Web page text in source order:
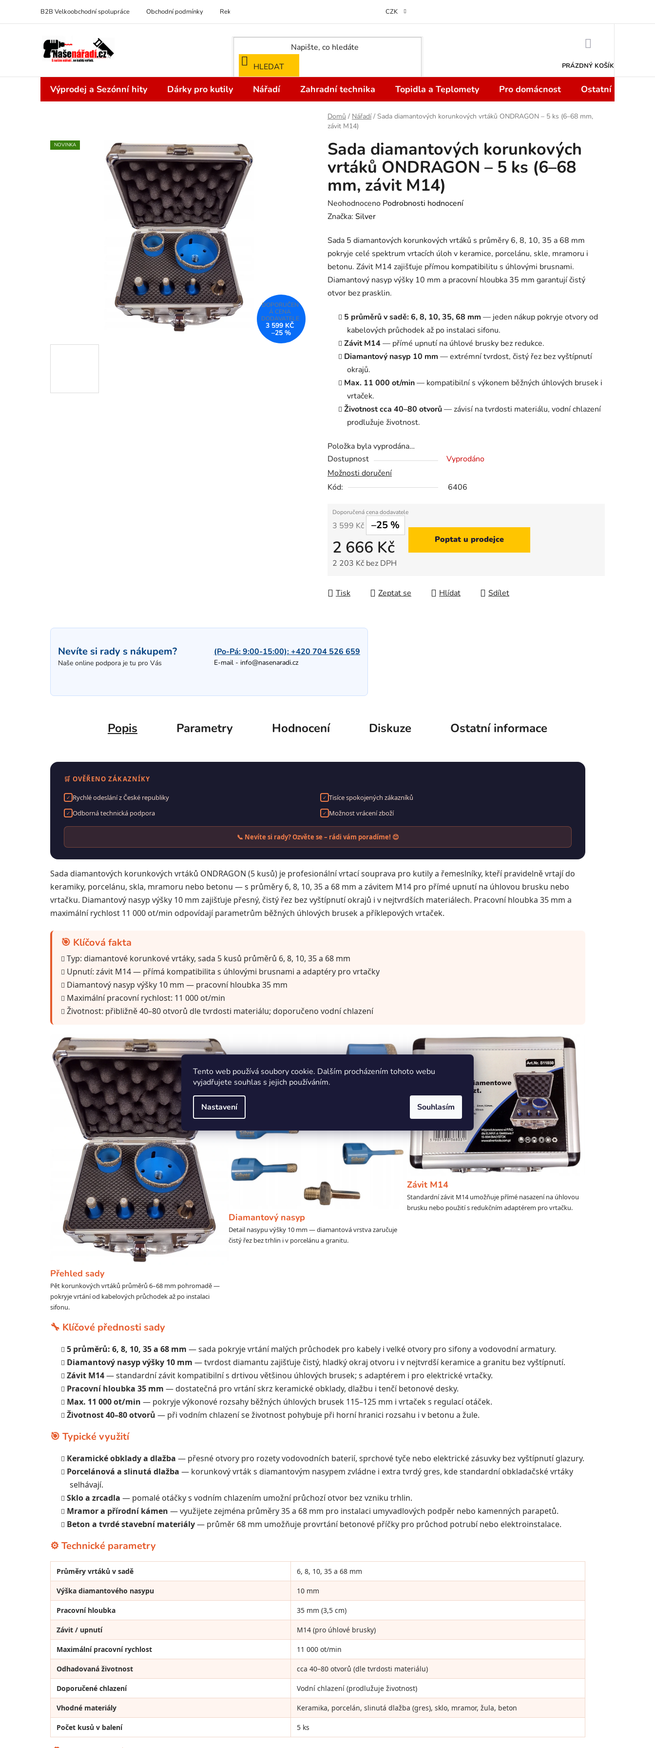
Tento web používá soubory cookie. Dalším procházením tohoto webu
vyjadřujete souhlas s jejich používáním.
Nastavení Souhlasím
obsah
B2B Velkoobchodní spolupráce Obchodní podmínky Reklamace Odstoupení od kupní smlouvy do 14 dní
CZK
HLEDAT PRÁZDNÝ KOŠÍK
Výprodej a Sezónní hity Dárky pro kutily Nářadí Zahradní technika Topidla a Teplomety Pro domácnost Ostatní
Domů / Nářadí / Sada diamantových korunkových vrtáků ONDRAGON – 5 ks (6–68 mm,
závit M14)
Sada diamantových korunkových
vrtáků ONDRAGON – 5 ks (6–68
mm, závit M14)
Průměrné
hodnocení
je
0,0
z
5
hvězdiček.
Neohodnoceno Podrobnosti hodnocení
Značka: Silver
Sada 5 diamantových korunkových vrtáků s průměry 6, 8, 10, 35 a 68 mm
pokryje celé spektrum vrtacích úloh v keramice, porcelánu, skle, mramoru i
betonu. Závit M14 zajišťuje přímou kompatibilitu s úhlovými brusnami.
Diamantový nasyp výšky 10 mm a pracovní hloubka 35 mm garantují čistý
otvor bez prasklin.
5 průměrů v sadě: 6, 8, 10, 35, 68 mm — jeden nákup pokryje otvory od
kabelových průchodek až po instalaci sifonu.
Závit M14— přímé upnutí na úhlové brusky bez redukce.
Diamantový nasyp 10 mm — extrémní tvrdost, čistý řez bez vyštípnutí
okrajů.
Max. 11 000 ot/min— kompatibilní s výkonem běžných úhlových brusek i
vrtaček.
Životnost cca 40–80 otvorů— závisí na tvrdosti materiálu, vodní chlazení
prodlužuje životnost.
Položka byla vyprodána…
Dostupnost
Vyprodáno
Možnosti doručení
Kód:
6406
3 599 Kč –25 %
2 666 Kč
2 203 Kč bez DPH
Poptat u prodejce
Tisk Zeptat se Hlídat Sdílet
NOVINKA
3 599 KČ
–25 %
Nevíte si rady s nákupem?
Naše online podpora je tu pro Vás
(Po-Pá: 9:00-15:00):+420 704 526 659
E-mail - info@nasenaradi.cz
Popis Parametry Hodnocení Diskuze Ostatní informace
🛒 OVĚŘENO ZÁKAZNÍKY
✓ Rychlé odeslání z České republiky ✓ Tisíce spokojených zákazníků
✓ Odborná technická podpora ✓ Možnost vrácení zboží
📞 Nevíte si rady? Ozvěte se – rádi vám poradíme! 😊
Sada diamantových korunkových vrtáků ONDRAGON (5 kusů) je profesionální vrtací souprava pro kutily a řemeslníky, kteří pravidelně vrtají do
keramiky, porcelánu, skla, mramoru nebo betonu — s průměry 6, 8, 10, 35 a 68 mm a závitem M14 pro přímé upnutí na úhlovou brusku nebo
vrtačku. Diamantový nasyp výšky 10 mm zajišťuje přesný, čistý řez bez vyštípnutí okrajů i v nejtvrdších materiálech. Pracovní hloubka 35 mm a
maximální rychlost 11 000 ot/min odpovídají parametrům běžných úhlových brusek a příklepových vrtaček.
🎯 Klíčová fakta
Typ: diamantové korunkové vrtáky, sada 5 kusů průměrů 6, 8, 10, 35 a 68 mm
Upnutí: závit M14 — přímá kompatibilita s úhlovými brusnami a adaptéry pro vrtačky
Diamantový nasyp výšky 10 mm — pracovní hloubka 35 mm
Maximální pracovní rychlost: 11 000 ot/min
Životnost: přibližně 40–80 otvorů dle tvrdosti materiálu; doporučeno vodní chlazení
Přehled sady
Pět korunkových vrtáků průměrů 6–68 mm pohromadě —
pokryje vrtání od kabelových průchodek až po instalaci
sifonu.
Diamantový nasyp
Detail nasypu výšky 10 mm — diamantová vrstva zaručuje
čistý řez bez trhlin i v porcelánu a granitu.
Závit M14
Standardní závit M14 umožňuje přímé nasazení na úhlovou
brusku nebo použití s redukčním adaptérem pro vrtačku.
🔧 Klíčové přednosti sady
5 průměrů: 6, 8, 10, 35 a 68 mm — sada pokryje vrtání malých průchodek pro kabely i velké otvory pro sifony a vodovodní armatury.
Diamantový nasyp výšky 10 mm — tvrdost diamantu zajišťuje čistý, hladký okraj otvoru i v nejtvrdší keramice a granitu bez vyštípnutí.
Závit M14— standardní závit kompatibilní s drtivou většinou úhlových brusek; s adaptérem i pro elektrické vrtačky.
Pracovní hloubka 35 mm — dostatečná pro vrtání skrz keramické obklady, dlažbu i tenčí betonové desky.
Max. 11 000 ot/min — pokryje výkonové rozsahy běžných úhlových brusek 115–125 mm i vrtaček s regulací otáček.
Životnost 40–80 otvorů — při vodním chlazení se životnost pohybuje při horní hranici rozsahu i v betonu a žule.
🎯 Typické využití
Keramické obklady a dlažba — přesné otvory pro rozety vodovodních baterií, sprchové tyče nebo elektrické zásuvky bez vyštípnutí glazury.
Porcelánová a slinutá dlažba — korunkový vrták s diamantovým nasypem zvládne i extra tvrdý gres, kde standardní obkladačské vrtáky
selhávají.
Sklo a zrcadla — pomalé otáčky s vodním chlazením umožní průchozí otvor bez vzniku trhlin.
Mramor a přírodní kámen — využijete zejména průměry 35 a 68 mm pro instalaci umyvadlových podpěr nebo kamenných parapetů.
Beton a tvrdé stavební materiály— průměr 68 mm umožňuje provrtání betonové příčky pro průchod potrubí nebo elektroinstalace.
⚙️ Technické parametry
Průměry vrtáků v sadě 6, 8, 10, 35 a 68 mm
Výška diamantového nasypu 10 mm
Pracovní hloubka 35 mm (3,5 cm)
Závit / upnutí M14 (pro úhlové brusky)
Maximální pracovní rychlost 11 000 ot/min
Odhadovaná životnost cca 40–80 otvorů (dle tvrdosti materiálu)
Doporučené chlazení Vodní chlazení (prodlužuje životnost)
Vhodné materiály Keramika, porcelán, slinutá dlažba (gres), sklo, mramor, žula, beton
Počet kusů v balení 5 ks